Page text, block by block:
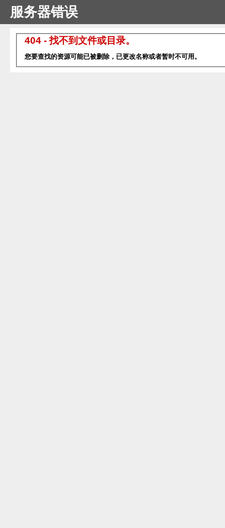
服务器错误
404 - 找不到文件或目录。
您要查找的资源可能已被删除，已更改名称或者暂时不可用。